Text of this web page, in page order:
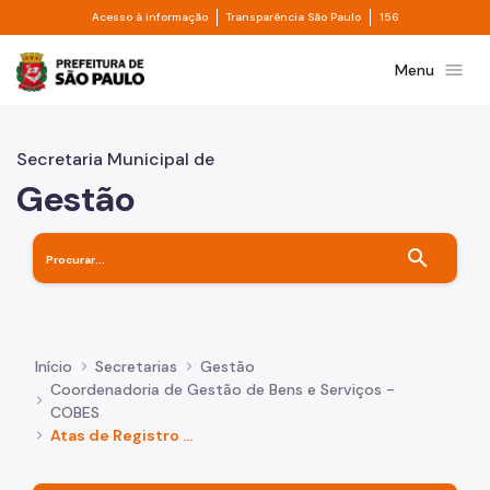
Pular para o Conteúdo principal
Acesso à informação Divisor de acesso à informação
Transparência São Paulo Divisor de
156
Prefeitura de São PauloMenu menu
Secretaria Municipal de
Gestão
search
Início Secretarias
Gestão
Coordenadoria de Gestão de Bens e Serviços -
COBES
Atas de Registro de Preço